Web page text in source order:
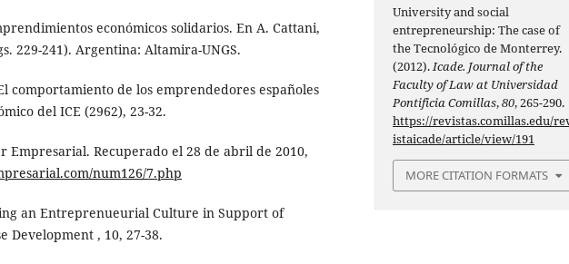
económicos solidarios. En A. Cattani,
229-241). Argentina: Altamira-UNGS.
comportamiento de los emprendedores españoles
del ICE (2962), 23-32.
Empresarial. Recuperado el 28 de abril de 2010,
num126/7.php
an Entreprenueurial Culture in Support of
Development , 10, 27-38.
University and social
entrepreneurship: The case of
the Tecnológico de Monterrey.
(2012).Icade. Journal of the
Faculty of Law at Universidad
Pontificia Comillas,80, 265-290.
https://revistas.comillas.edu/
istaicade/article/view/191
MORE CITATION FORMATS